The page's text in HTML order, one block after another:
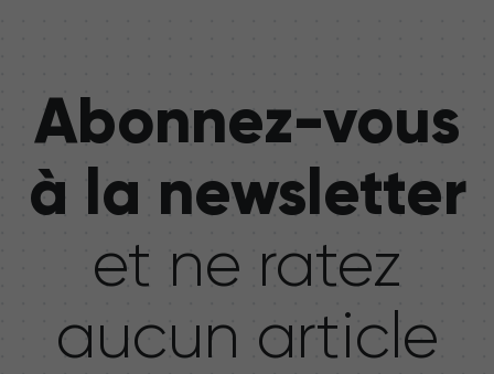
Abonnez-vous
à la newsletter
et ne ratez
aucun article